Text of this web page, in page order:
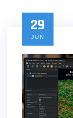
29
JUN